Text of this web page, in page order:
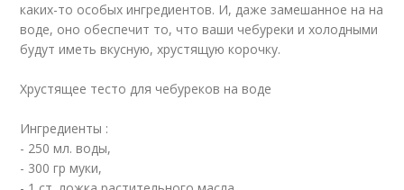
каких-то особых ингредиентов. И, даже замешанное на на
воде, оно обеспечит то, что ваши чебуреки и холодными
будут иметь вкусную, хрустящую корочку.
Хрустящее тесто для чебуреков на воде
Ингредиенты :
- 250 мл. воды,
- 300 гр муки,